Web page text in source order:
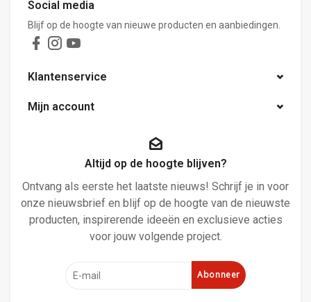
Social media
Blijf op de hoogte van nieuwe producten en aanbiedingen.
Klantenservice
Mijn account
Altijd op de hoogte blijven?
Ontvang als eerste het laatste nieuws! Schrijf je in voor
onze nieuwsbrief en blijf op de hoogte van de nieuwste
producten, inspirerende ideeën en exclusieve acties
voor jouw volgende project.
Abonneer